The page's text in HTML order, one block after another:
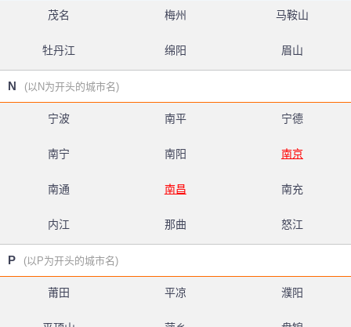
茂名 梅州 马鞍山
牡丹江 绵阳 眉山
N (以N为开头的城市名)
宁波 南平 宁德
南宁 南阳 南京
南通 南昌 南充
内江 那曲 怒江
P (以P为开头的城市名)
莆田 平凉 濮阳